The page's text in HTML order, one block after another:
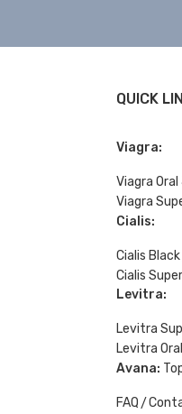
QUICK
Viagra:
Viagra
Viagra
Cialis:
Cialis Black
Cialis
Levitra:
Levitra
Levitra
Avana:
FAQ